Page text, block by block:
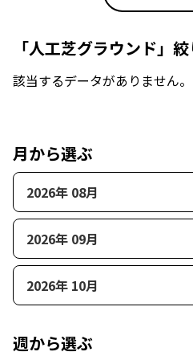
「人工芝グラウンド」
該当するデータがありません。
月から選ぶ
2026年 08月
2026年 09月
2026年 10月
週から選ぶ